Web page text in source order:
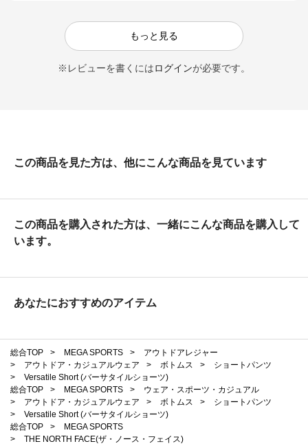
もっと見る
※レビューを書くにはログインが必要です。
この商品を見た方は、他にこんな商品を見ています
この商品を購入された方は、一緒にこんな商品を購入して
います。
あなたにおすすめのアイテム
総合TOP > MEGA SPORTS >
アウトドアレジャー
>
アウトドア・カジュアルウェア > ボトムス >
ショートパンツ
>
Versatile Short (バーサタイルショーツ)
総合TOP
> MEGA SPORTS >
ウェア・スポーツ・カジュアル
>
アウトドア・カジュアルウェア > ボトムス >
ショートパンツ
>
Versatile Short (バーサタイルショーツ)
総合TOP
>
MEGA SPORTS
>
THE NORTH FACE(ザ・ノース・フェイス)